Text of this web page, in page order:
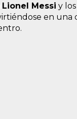
Lionel Messi y
en una